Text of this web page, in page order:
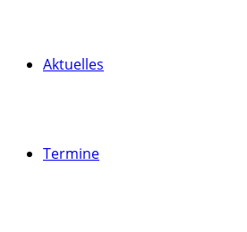
Aktuelles
Termine